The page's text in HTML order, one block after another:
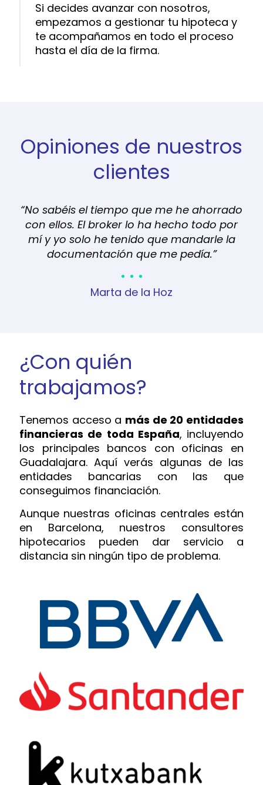
Si decides avanzar con nosotros,
empezamos a gestionar tu hipoteca y
te acompañamos en todo el proceso
hasta el día de la firma.
Opiniones de nuestros
clientes
“No sabéis el tiempo que me he ahorrado
con ellos. El broker lo ha hecho todo por
mí y yo solo he tenido que mandarle la
documentación que me pedía.”
Marta de la Hoz
¿Con quién
trabajamos?
Tenemos acceso a más de 20 entidades
financieras de toda España, incluyendo
los principales bancos con oficinas en
Guadalajara. Aquí verás algunas de las
entidades bancarias con las que
conseguimos financiación.
Aunque nuestras oficinas centrales están
en Barcelona, nuestros consultores
hipotecarios pueden dar servicio a
distancia sin ningún tipo de problema.